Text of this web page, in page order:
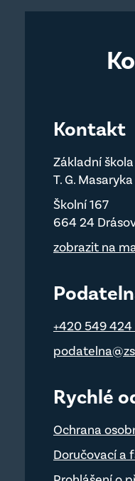
Kontakt
Základní
T. G.
Školní 167
664 24
zobrazit na
+420 549 424
Rychlé
Ochrana
Doručovací a